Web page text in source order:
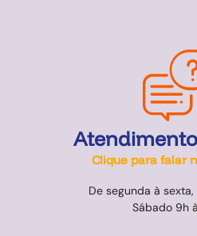
Clique para falar
De segunda à sexta,
Sábado 9h